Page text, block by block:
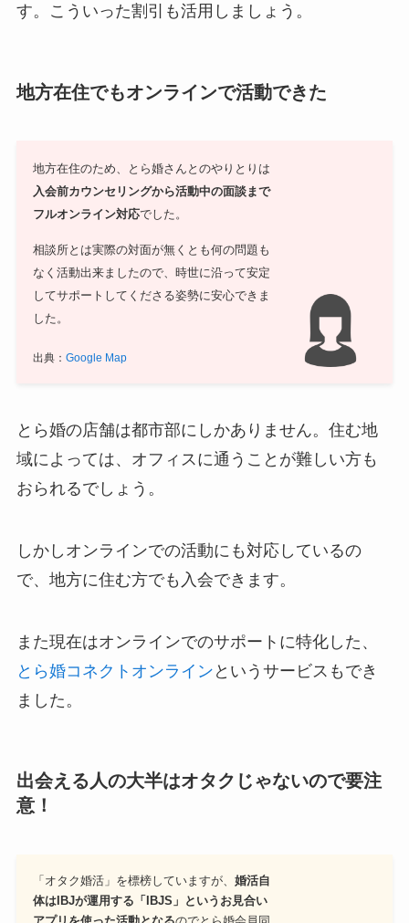
す。こういった割引も活用しましょう。
地方在住でもオンラインで活動できた
地方在住のため、とら婚さんとのやりとりは
入会前カウンセリングから活動中の面談まで
フルオンライン対応でした。
相談所とは実際の対面が無くとも何の問題も
なく活動出来ましたので、時世に沿って安定
してサポートしてくださる姿勢に安心できま
した。
出典： Google Map
とら婚の店舗は都市部にしかありません。住む地
域によっては、オフィスに通うことが難しい方も
おられるでしょう。
しかしオンラインでの活動にも対応しているの
で、地方に住む方でも入会できます。
また現在はオンラインでのサポートに特化した、
とら婚コネクトオンライン というサービスもでき
ました。
出会える人の大半はオタクじゃないので要注
意！
「オタク婚活」を標榜していますが、 婚活自
体はIBJが運用する「IBJS」というお見合い